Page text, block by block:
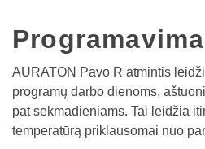
AURATON Pavo R atmintis
programų darbo dienoms,
pat sekmadieniams. Tai leidžia
temperatūrą priklausomai nuo